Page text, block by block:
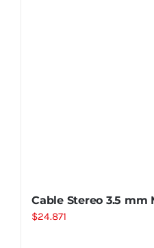
Cable Stereo 3.5 mm
$24.871